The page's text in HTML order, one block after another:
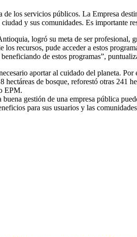
los servicios públicos. La Empresa
y sus comunidades. Es importante
logró su meta de ser profesional,
recursos, pude acceder a estos
de estos programas”,
aportar al cuidado del planeta.
hectáreas de bosque, reforestó otras
EPM.
gestión de una empresa pública
para sus usuarios y las